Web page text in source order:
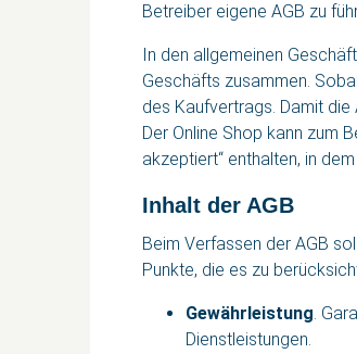
Betreiber eigene AGB zu
In den allgemeinen
Geschäfts zusammen.
des Kaufvertrags. Damit
Der Online Shop kann zum
akzeptiert“ enthalten, in
Inhalt der AGB
Beim Verfassen der AGB
Punkte, die es zu
Gewährleistung.
Dienstleistungen.